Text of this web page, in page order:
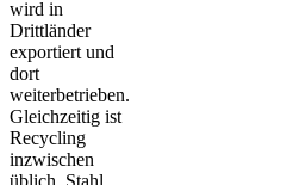
wird in
Drittländer
exportiert und
dort
weiterbetrieben.
Gleichzeitig ist
Recycling
inzwischen
üblich. Stahl,